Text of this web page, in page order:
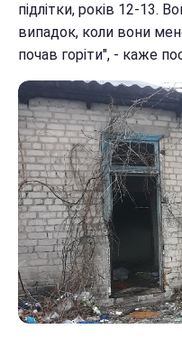
підлітки, років 12-13.
випадок, коли вони
почав горіти", - каже